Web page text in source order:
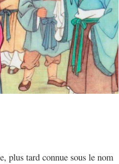
plus tard connue sous le nom